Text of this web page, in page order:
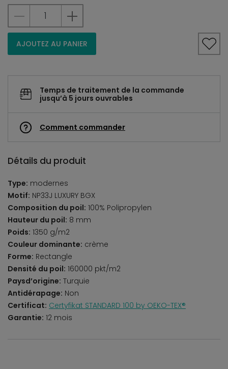
AJOUTEZ AU PANIER
Temps de traitement de la commande
jusqu’à 5 jours ouvrables
Comment commander
Détails du produit
Type: modernes
Motif: NP33J LUXURY BGX
Composition du poil: 100% Polipropylen
Hauteur du poil: 8 mm
Poids: 1350 g/m2
Couleur dominante: crème
Forme: Rectangle
Densité du poil: 160000 pkt/m2
Paysd’origine: Turquie
Antidérapage: Non
Certificat: Certyfikat STANDARD 100 by OEKO-TEX®
Garantie: 12 mois